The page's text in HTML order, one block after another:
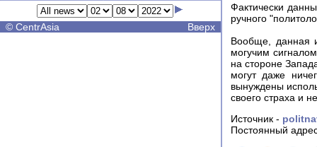
© CentrAsia Вверх
Фактически
ручного
Вообще, данная
могучим
на стороне
могут даже
вынуждены
своего страха и
Источник -
Постоянный